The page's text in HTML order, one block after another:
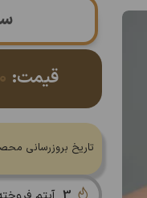
قیمت:
تاریخ بروزرسانی